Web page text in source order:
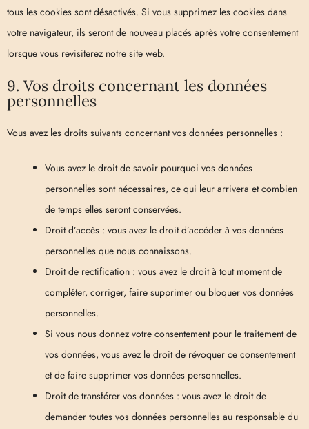
tous les cookies sont désactivés. Si vous supprimez les cookies dans
votre navigateur, ils seront de nouveau placés après votre consentement
lorsque vous revisiterez notre site web.
9. Vos droits concernant les données
personnelles
Vous avez les droits suivants concernant vos données personnelles :
Vous avez le droit de savoir pourquoi vos données
personnelles sont nécessaires, ce qui leur arrivera et combien
de temps elles seront conservées.
Droit d’accès : vous avez le droit d’accéder à vos données
personnelles que nous connaissons.
Droit de rectification : vous avez le droit à tout moment de
compléter, corriger, faire supprimer ou bloquer vos données
personnelles.
Si vous nous donnez votre consentement pour le traitement de
vos données, vous avez le droit de révoquer ce consentement
et de faire supprimer vos données personnelles.
Droit de transférer vos données : vous avez le droit de
demander toutes vos données personnelles au responsable du